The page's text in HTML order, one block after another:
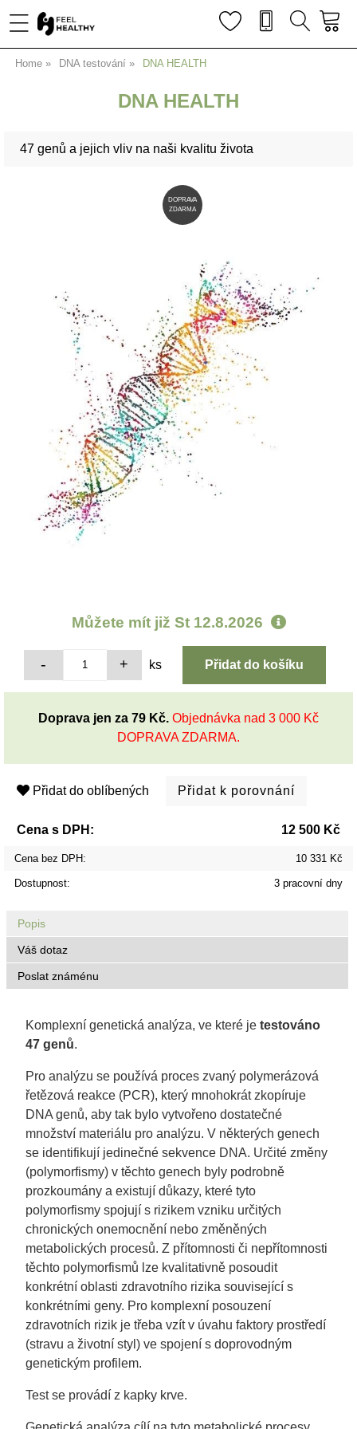
Home DNA testování DNA HEALTH
DNA HEALTH
47 genů a jejich vliv na naši kvalitu života
Můžete mít již St 12.8.2026
ks
Doprava jen za 79 Kč. Objednávka nad 3 000 Kč
DOPRAVA ZDARMA.
Přidat do oblíbených
Cena s DPH: 12 500 Kč
Cena bez DPH: 10 331 Kč
Dostupnost: 3 pracovní dny
Popis
Váš dotaz
Poslat známénu
Komplexní genetická analýza, ve které je testováno
47 genů.
Pro analýzu se používá proces zvaný polymerázová
řetězová reakce (PCR), který mnohokrát zkopíruje
DNA genů, aby tak bylo vytvořeno dostatečné
množství materiálu pro analýzu. V některých genech
se identifikují jedinečné sekvence DNA. Určité změny
(polymorfismy) v těchto genech byly podrobně
prozkoumány a existují důkazy, které tyto
polymorfismy spojují s rizikem vzniku určitých
chronických onemocnění nebo změněných
metabolických procesů. Z přítomnosti či nepřítomnosti
těchto polymorfismů lze kvalitativně posoudit
konkrétní oblasti zdravotního rizika související s
konkrétními geny. Pro komplexní posouzení
zdravotních rizik je třeba vzít v úvahu faktory prostředí
(stravu a životní styl) ve spojení s doprovodným
genetickým profilem.
Test se provádí z kapky krve.